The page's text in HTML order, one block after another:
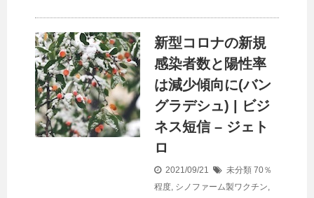
新型コロナの新規
感染者数と陽性率
は減少傾向に(バン
グラデシュ) | ビジ
ネス短信 – ジェト
ロ
2021/09/21 未分類 70％
程度, シノファーム製ワクチン,